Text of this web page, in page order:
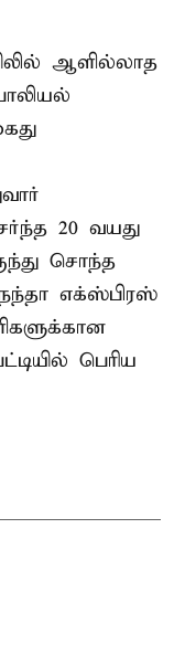
ஆளில்லாத
20 வயது
சொந்த
எக்ஸ்பிரஸ்
பெரிய